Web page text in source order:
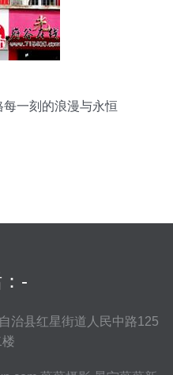
一刻的浪漫与永恒
-
治县红星街道人民中路125